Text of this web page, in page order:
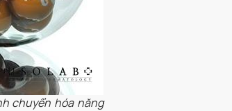
chuyển hóa năng